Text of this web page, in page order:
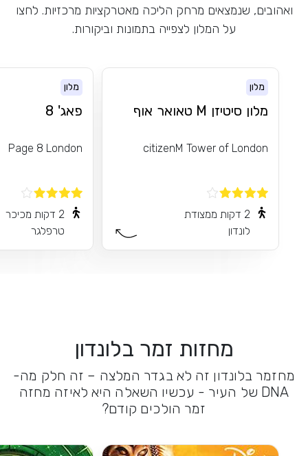
ואהובים, שנמצאים מרחק הליכה מאטרקציות מרכזיות. לחצו
על המלון לצפייה בתמונות וביקורות.
מלון
מלון סיטיזן M טאואר אוף
citizenM Tower of London
2 דקות ממצודת
לונדון
מלון
פאג' 8
Page 8 London
2 דקות מכיכר
טרפלגר
מחזות זמר בלונדון
מחזמר בלונדון זה לא בגדר המלצה – זה חלק מה-
DNA של העיר - עכשיו השאלה היא לאיזה מחזה
זמר הולכים קודם?